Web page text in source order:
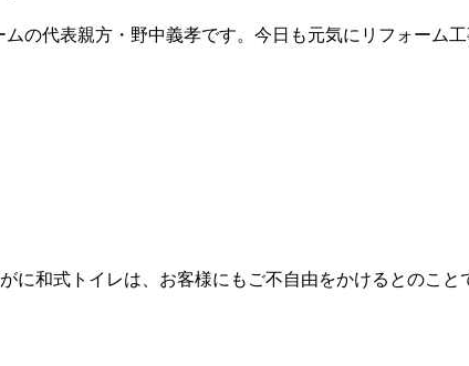
の代表親方・野中義孝です。今日も元気にリフォーム工
和式トイレは、お客様にもご不自由をかけるとのこと